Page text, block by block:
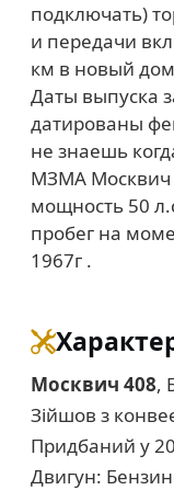
подключать)
и передачи
км в новый дом
Даты выпуска
датированы
не знаешь
МЗМА Москвич
мощность 50
пробег на
1967г .
Москвич 408,
Зійшов з
Придбаний у
Двигун: